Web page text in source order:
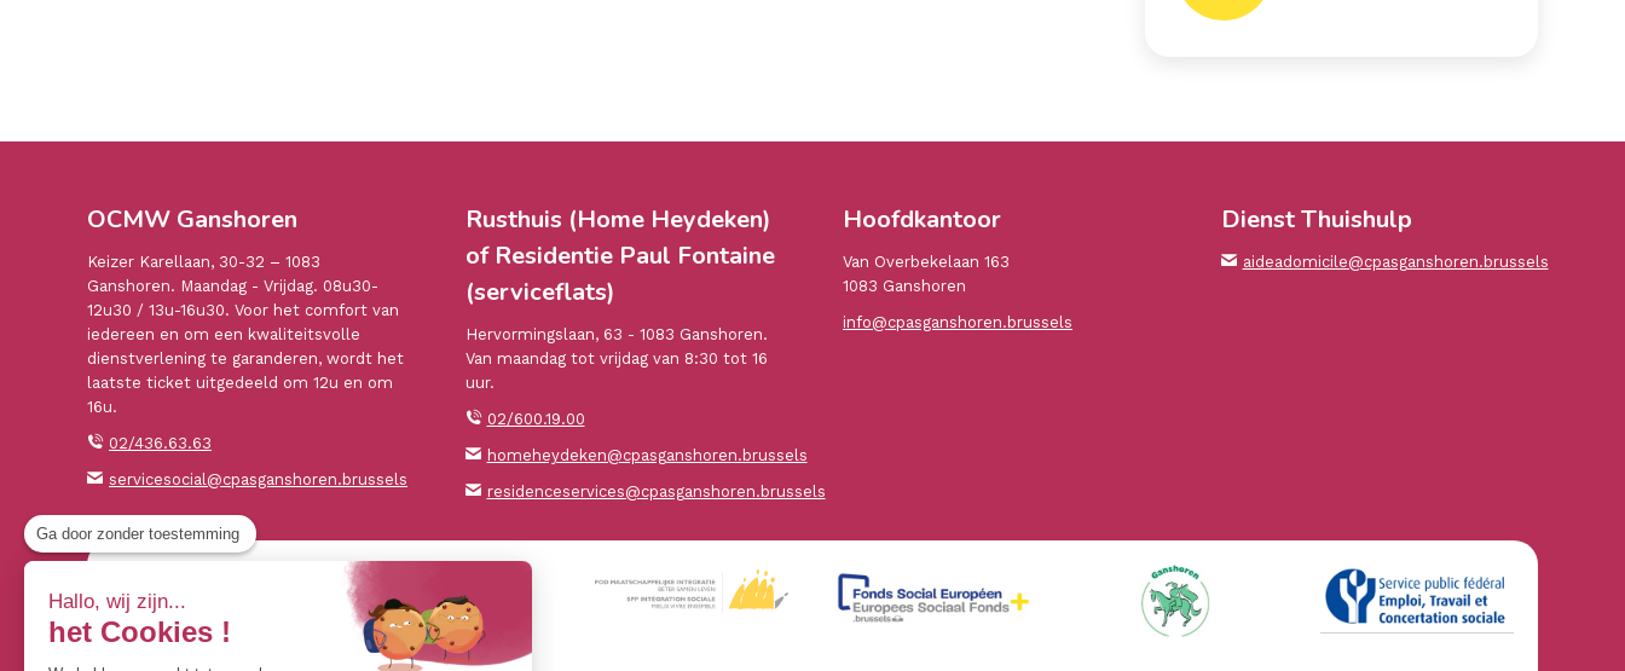
OCMW Ganshoren
Keizer Karellaan, 30-32 – 1083
Ganshoren. Maandag - Vrijdag. 08u30-
12u30 / 13u-16u30. Voor het comfort van
iedereen en om een kwaliteitsvolle
dienstverlening te garanderen, wordt het
laatste ticket uitgedeeld om 12u en om
16u.
02/436.63.63
servicesocial@cpasganshoren.brussels
Rusthuis (Home Heydeken)
of Residentie Paul Fontaine
(serviceflats)
Hervormingslaan, 63 - 1083 Ganshoren.
Van maandag tot vrijdag van 8:30 tot 16
uur.
02/600.19.00
homeheydeken@cpasganshoren.brussels
residenceservices@cpasganshoren.brussels
Hoofdkantoor
Van Overbekelaan 163
1083 Ganshoren
info@cpasganshoren.brussels
Dienst Thuishulp
aideadomicile@cpasganshoren.brussels
Ga door zonder toestemming
Hallo, wij zijn...
het Cookies !